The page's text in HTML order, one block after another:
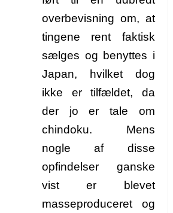
overbevisning om, at
tingene rent faktisk
sælges og benyttes i
Japan, hvilket dog
ikke er tilfældet, da
der jo er tale om
chindoku. Mens
nogle af disse
opfindelser ganske
vist er blevet
masseproduceret og